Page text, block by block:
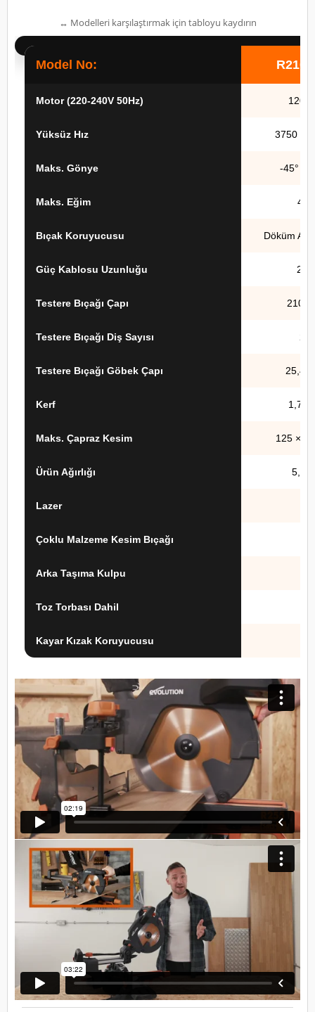
↔ Modelleri karşılaştırmak için tabloyu kaydırın
Model No:
Motor (220-240V 50Hz) 1200
Yüksüz Hız 3750
Maks. Gönye -45° –
Maks. Eğim 45°
Bıçak Koruyucusu Döküm
Güç Kablosu Uzunluğu 2 m
Testere Bıçağı Çapı 210
Testere Bıçağı Diş Sayısı 20
Testere Bıçağı Göbek Çapı 25,4
Kerf 1,7
Maks. Çapraz Kesim 125 ×
Ürün Ağırlığı 5,8
Lazer
Çoklu Malzeme Kesim Bıçağı
Arka Taşıma Kulpu
Toz Torbası Dahil
Kayar Kızak Koruyucusu